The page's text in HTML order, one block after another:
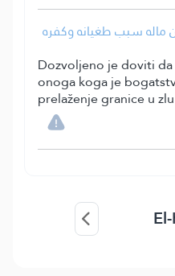
ماله سبب طغيانه وكفره
Dozvoljeno je doviti
onoga koga je
prelaženje granice u